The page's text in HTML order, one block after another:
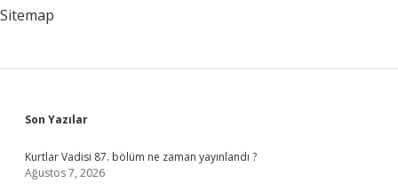
Sitemap
Sidebar
Son Yazılar
Kurtlar Vadisi 87. bölüm ne zaman yayınlandı ?
Ağustos 7, 2026